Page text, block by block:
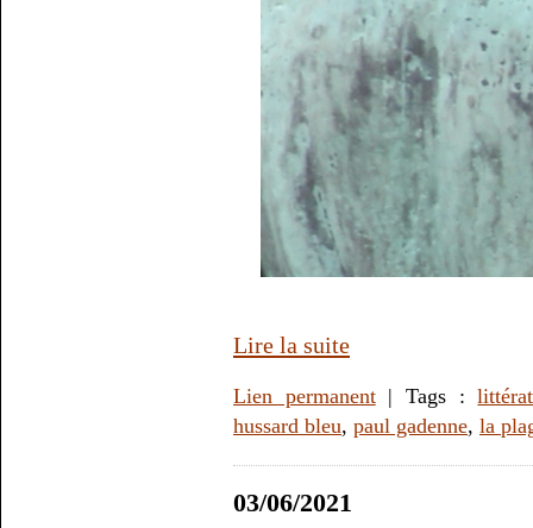
Lire la suite
Lien permanent| Tags :
hussard bleu, paul gadenne, la
03/06/2021